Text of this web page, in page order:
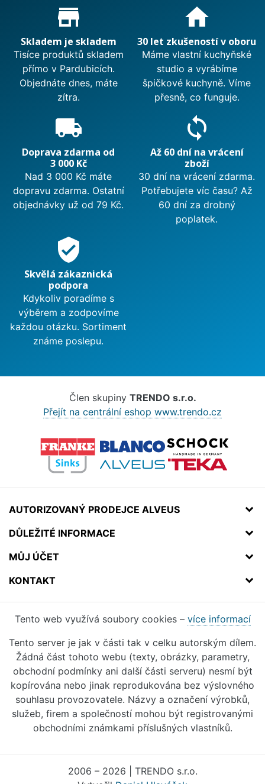
Proč nakupovat u nás?
store_mall_directory
Skladem je skladem
Tisíce produktů skladem
přímo v Pardubicích.
Objednáte dnes, máte
zítra.
home
30 let zkušeností v oboru
Máme vlastní kuchyňské
studio a vyrábíme
špičkové kuchyně. Víme
přesně, co funguje.
local_shipping
Doprava zdarma od
3 000 Kč
Nad 3 000 Kč máte
dopravu zdarma. Ostatní
objednávky už od 79 Kč.
sync
Až 60 dní na vrácení
zboží
30 dní na vrácení zdarma.
Potřebujete víc času? Až
60 dní za drobný
poplatek.
verified_user
Skvělá zákaznická
podpora
Kdykoliv poradíme s
výběrem a zodpovíme
každou otázku. Sortiment
známe poslepu.
Člen skupiny TRENDO s.r.o.
Přejít na centrální eshop www.trendo.cz
AUTORIZOVANÝ PRODEJCE ALVEUS
DŮLEŽITÉ INFORMACE
MŮJ ÚČET
KONTAKT
Tento web využívá soubory cookies – více informací
Tento server je jak v části tak v celku autorským dílem.
Žádná část tohoto webu (texty, obrázky, parametry,
obchodní podmínky ani další části serveru) nesmí být
kopírována nebo jinak reprodukována bez výslovného
souhlasu provozovatele. Názvy a označení výrobků,
služeb, firem a společností mohou být registrovanými
obchodními známkami příslušných vlastníků.
2006 – 2026 | TRENDO s.r.o.